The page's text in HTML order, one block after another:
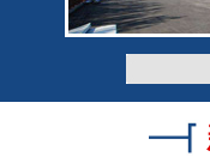
网架钢铰